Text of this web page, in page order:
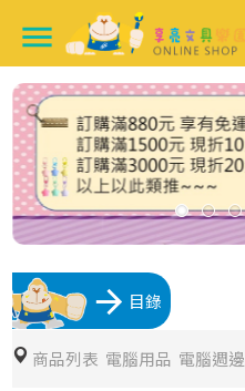
menu
arrow_forward 目錄
商品列表 電腦用品 電腦週邊